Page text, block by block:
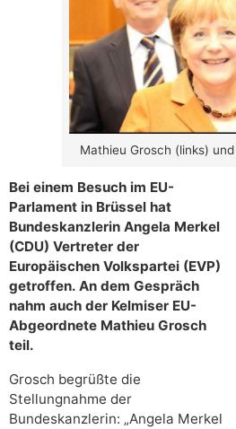
Mathieu Grosch (links)
Bei einem Besuch im EU-
Parlament in Brüssel hat
Bundeskanzlerin Angela Merkel
(CDU) Vertreter der
Europäischen Volkspartei (EVP)
getroffen. An dem Gespräch
nahm auch der Kelmiser EU-
Abgeordnete Mathieu Grosch
teil.
Grosch begrüßte die
Stellungnahme der
Bundeskanzlerin: „Angela Merkel